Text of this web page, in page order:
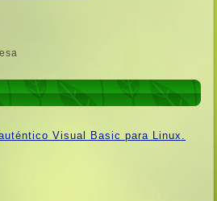
Visual Basic para Linux.